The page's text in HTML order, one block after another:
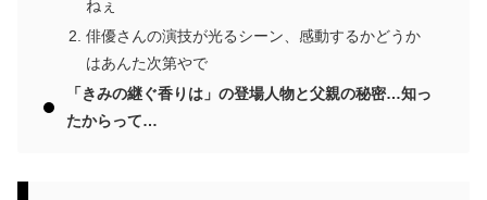
ねぇ
俳優さんの演技が光るシーン、感動するかどうか
はあんた次第やで
「きみの継ぐ香りは」の登場人物と父親の秘密…知っ
たからって…